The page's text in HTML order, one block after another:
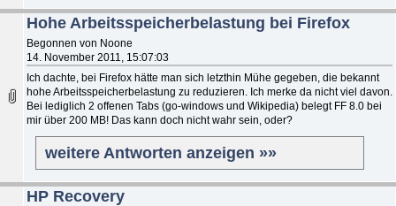
Hohe Arbeitsspeicherbelastung bei Firefox
Begonnen von Noone
14. November 2011, 15:07:03
Ich dachte, bei Firefox hätte man sich letzthin Mühe gegeben, die bekannt
hohe Arbeitsspeicherbelastung zu reduzieren. Ich merke da nicht viel davon.
Bei lediglich 2 offenen Tabs (go-windows und Wikipedia) belegt FF 8.0 bei
mir über 200 MB! Das kann doch nicht wahr sein, oder?
weitere Antworten anzeigen »»
HP Recovery